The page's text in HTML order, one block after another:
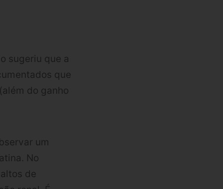
sugeriu que a
que
do ganho
um
No
de